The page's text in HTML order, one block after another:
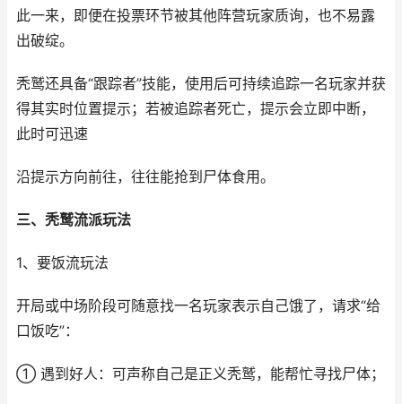
此一来，即便在投票环节被其他阵营玩家质询，也不易露
出破绽。
秃鹫还具备“跟踪者”技能，使用后可持续追踪一名玩家并获
得其实时位置提示；若被追踪者死亡，提示会立即中断，
此时可迅速
沿提示方向前往，往往能抢到尸体食用。
三、秃鹫流派玩法​
1、要饭流玩法​
开局或中场阶段可随意找一名玩家表示自己饿了，请求“给
口饭吃”：
① 遇到好人：可声称自己是正义秃鹫，能帮忙寻找尸体；